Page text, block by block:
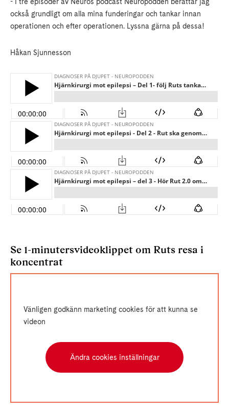
också grundligt om alla mina funderingar och tankar innan
operationen och efter operationen. Lyssna gärna på dessa!
Håkan Sjunnesson
Se 1-minutersvideoklippet om Ruts resa i
koncentrat
Vänligen godkänn marketing cookies för att kunna se
videon
Ändra cookies inställningar